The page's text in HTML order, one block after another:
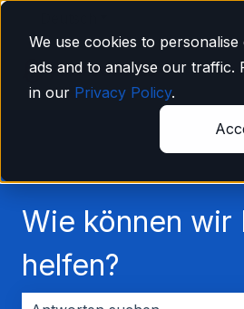
We use cookies to personalise
ads and to analyse our traffic.
in our Privacy Policy.
Untermenü für
Wie können wir
helfen?